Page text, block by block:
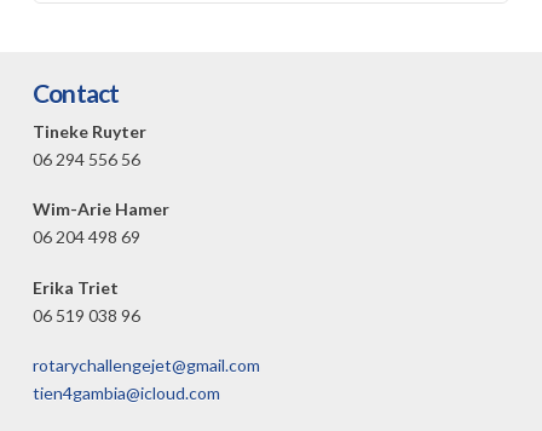
Contact
Tineke Ruyter
06 294 556 56
Wim-Arie Hamer
06 204 498 69
Erika Triet
06 519 038 96
rotarychallengejet@gmail.com
tien4gambia@icloud.com